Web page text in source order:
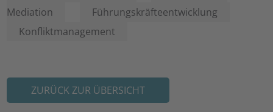
Mediation
Führungskräfteentwicklung
Konfliktmanagement
ZURÜCK ZUR ÜBERSICHT